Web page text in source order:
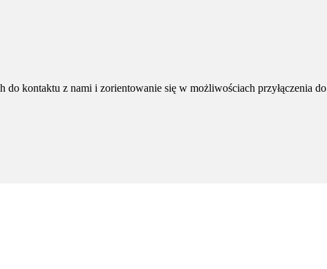
do kontaktu z nami i zorientowanie się w możliwościach przyłączenia